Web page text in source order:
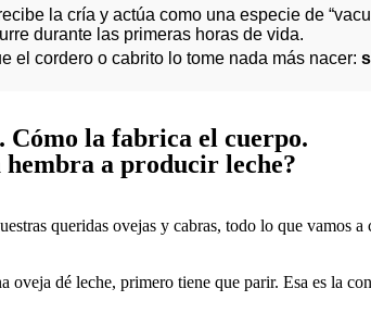
la cría y actúa como una especie de
durante las primeras horas de vida.
el cordero o cabrito lo tome nada más nacer:
Cómo la fabrica el cuerpo.
hembra a producir leche?
queridas ovejas y cabras, todo lo que vamos
oveja dé leche, primero tiene que parir. Esa es la